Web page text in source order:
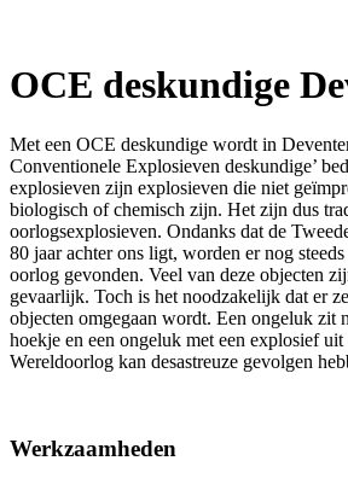
OCE deskundige
Met een OCE deskundige wordt in
Conventionele Explosieven deskundige’
explosieven zijn explosieven die niet
biologisch of chemisch zijn. Het zijn dus
oorlogsexplosieven. Ondanks dat de
80 jaar achter ons ligt, worden er nog
oorlog gevonden. Veel van deze objecten
gevaarlijk. Toch is het noodzakelijk dat er
objecten omgegaan wordt. Een ongeluk zit
hoekje en een ongeluk met een explosief uit
Wereldoorlog kan desastreuze gevolgen
Werkzaamheden